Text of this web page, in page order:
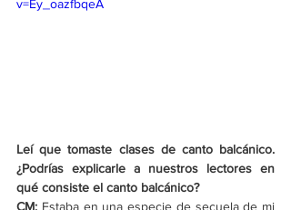
v=Ey_oazfbqeA
Leí que tomaste clases de canto balcánico.
¿Podrías explicarle a nuestros lectores en
qué consiste el canto balcánico?
CM: Estaba en una especie de secuela de mi